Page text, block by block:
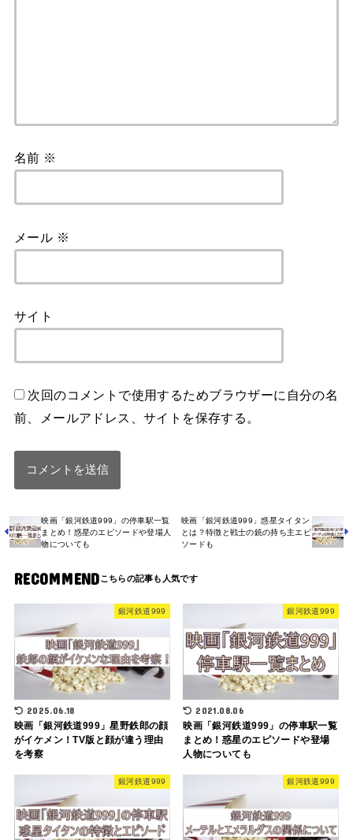
名前 ※
メール ※
サイト
次回のコメントで使用するためブラウザーに自分の名
前、メールアドレス、サイトを保存する。
映画「銀河鉄道999」の停車駅一覧
まとめ！惑星のエピソードや登場人
物についても
映画「銀河鉄道999」惑星タイタン
とは？特徴と戦士の銃の持ち主エピ
ソードも
RECOMMEND
銀河鉄道999
2025.06.18
映画「銀河鉄道999」星野鉄郎の顔
がイケメン！TV版と顔が違う理由
を考察
銀河鉄道999
2021.08.06
映画「銀河鉄道999」の停車駅一覧
まとめ！惑星のエピソードや登場
人物についても
銀河鉄道999 銀河鉄道999